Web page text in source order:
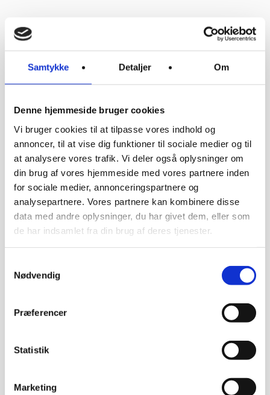
Samtykke Detaljer Om
Denne hjemmeside bruger cookies
Vi bruger cookies til at tilpasse vores indhold og
annoncer, til at vise dig funktioner til sociale medier og til
at analysere vores trafik. Vi deler også oplysninger om
din brug af vores hjemmeside med vores partnere inden
for sociale medier, annonceringspartnere og
analysepartnere. Vores partnere kan kombinere disse
data med andre oplysninger, du har givet dem, eller som
de har indsamlet fra din brug af deres tjenester.
Nødvendig
Præferencer
Statistik
Marketing
Deltagernes indsigter og oplevelser fra mine